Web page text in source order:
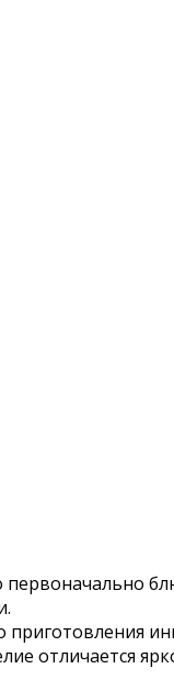
первоначально
приготовления
отличается